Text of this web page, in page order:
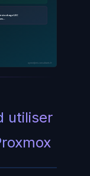
stockage LXC
ayinedjimi-consultants.fr
utiliser